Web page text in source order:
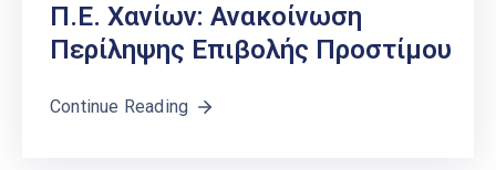
Π.Ε. Χανίων: Ανακοίνωση
Περίληψης Επιβολής Προστίμου
Continue Reading